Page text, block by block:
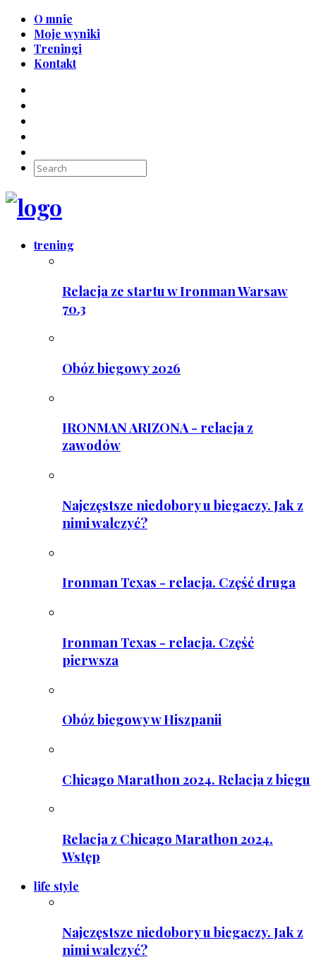
O mnie
Moje wyniki
Treningi
Kontakt
trening
Relacja ze startu w Ironman Warsaw
70.3
Obóz biegowy 2026
IRONMAN ARIZONA - relacja z
zawodów
Najczęstsze niedobory u biegaczy. Jak z
nimi walczyć?
Ironman Texas - relacja. Część druga
Ironman Texas - relacja. Część
pierwsza
Obóz biegowy w Hiszpanii
Chicago Marathon 2024. Relacja z biegu
Relacja z Chicago Marathon 2024.
Wstęp
life style
Najczęstsze niedobory u biegaczy. Jak z
nimi walczyć?